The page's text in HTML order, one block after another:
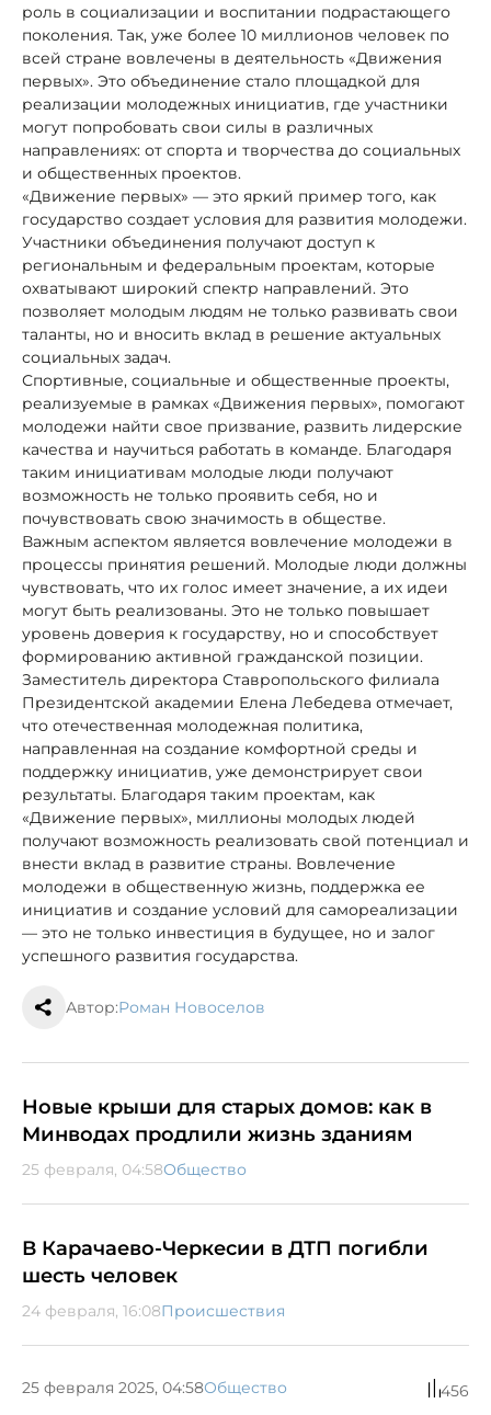
роль в социализации и воспитании подрастающего
поколения. Так, уже более 10 миллионов человек по
всей стране вовлечены в деятельность «Движения
первых». Это объединение стало площадкой для
реализации молодежных инициатив, где участники
могут попробовать свои силы в различных
направлениях: от спорта и творчества до социальных
и общественных проектов.
«Движение первых» — это яркий пример того, как
государство создает условия для развития молодежи.
Участники объединения получают доступ к
региональным и федеральным проектам, которые
охватывают широкий спектр направлений. Это
позволяет молодым людям не только развивать свои
таланты, но и вносить вклад в решение актуальных
социальных задач.
Спортивные, социальные и общественные проекты,
реализуемые в рамках «Движения первых», помогают
молодежи найти свое призвание, развить лидерские
качества и научиться работать в команде. Благодаря
таким инициативам молодые люди получают
возможность не только проявить себя, но и
почувствовать свою значимость в обществе.
Важным аспектом является вовлечение молодежи в
процессы принятия решений. Молодые люди должны
чувствовать, что их голос имеет значение, а их идеи
могут быть реализованы. Это не только повышает
уровень доверия к государству, но и способствует
формированию активной гражданской позиции.
Заместитель директора Ставропольского филиала
Президентской академии Елена Лебедева отмечает,
что отечественная молодежная политика,
направленная на создание комфортной среды и
поддержку инициатив, уже демонстрирует свои
результаты. Благодаря таким проектам, как
«Движение первых», миллионы молодых людей
получают возможность реализовать свой потенциал и
внести вклад в развитие страны. Вовлечение
молодежи в общественную жизнь, поддержка ее
инициатив и создание условий для самореализации
— это не только инвестиция в будущее, но и залог
успешного развития государства.
Автор:Роман Новоселов
Новые крыши для старых домов: как в
Минводах продлили жизнь зданиям
25 февраля, 04:58Общество
В Карачаево-Черкесии в ДТП погибли
шесть человек
24 февраля, 16:08Происшествия
25 февраля 2025, 04:58Общество 456